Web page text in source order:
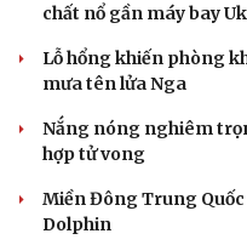
chất nổ gần máy bay
Lỗ hổng khiến phòng
mưa tên lửa Nga
Nắng nóng nghiêm
hợp tử vong
Miền Đông Trung
Dolphin